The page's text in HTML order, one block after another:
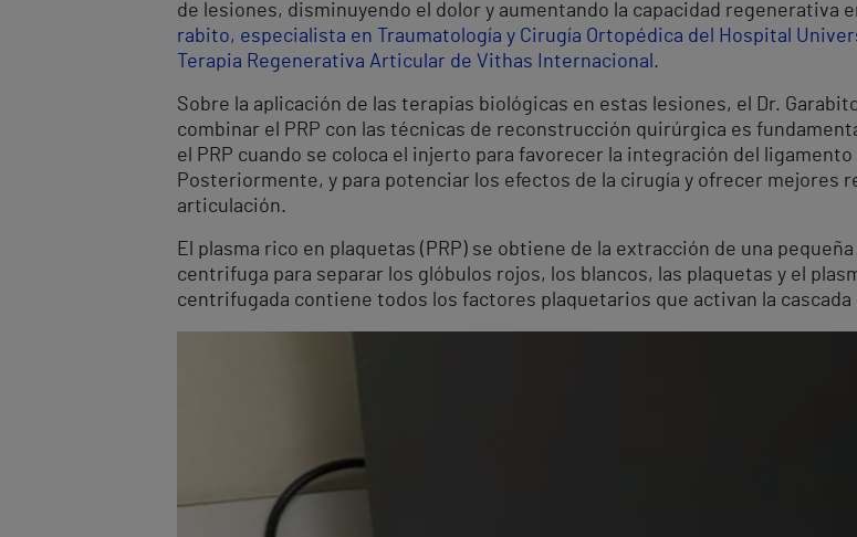
de lesiones, disminuyendo el dolor y aumentando la capacidad regenerativa
rabito, especialista en Traumatología y Cirugía Ortopédica del Hospital
Terapia Regenerativa Articular de Vithas Internacional .
Sobre la aplicación de las terapias biológicas en estas lesiones, el Dr.
combinar el PRP con las técnicas de reconstrucción quirúrgica es
el PRP cuando se coloca el injerto para favorecer la integración del
Posteriormente, y para potenciar los efectos de la cirugía y ofrecer mejores
articulación.
El plasma rico en plaquetas (PRP) se obtiene de la extracción de una
centrifuga para separar los glóbulos rojos, los blancos, las plaquetas y el
centrifugada contiene todos los factores plaquetarios que activan la